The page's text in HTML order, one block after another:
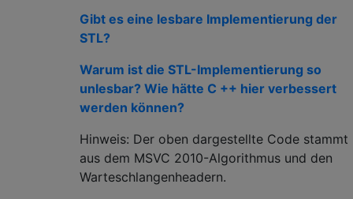
return (_Prev);
Gibt es eine lesbare Implementierung der
STL?
Warum ist die STL-Implementierung so
unlesbar? Wie hätte C ++ hier verbessert
werden können?
Hinweis: Der oben dargestellte Code stammt
aus dem MSVC 2010-Algorithmus und den
Warteschlangenheadern.